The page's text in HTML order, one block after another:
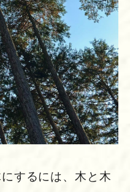
するには、木と木